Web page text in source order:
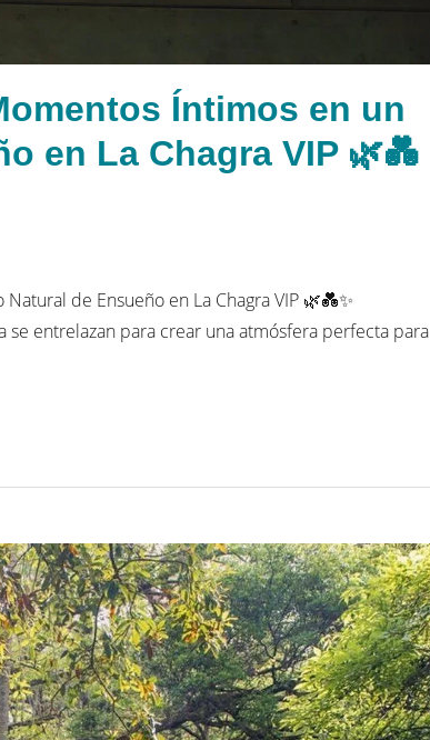
Íntimos en un
en La Chagra VIP 🌿💑
de Ensueño en La Chagra VIP 🌿💑✨
entrelazan para crear una atmósfera perfecta para